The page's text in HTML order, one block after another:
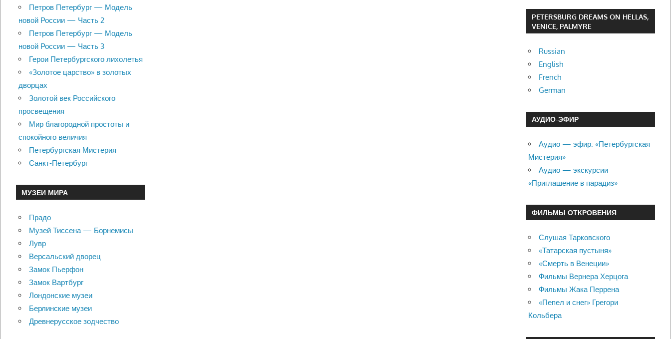
Петров Петербург — Модель
новой России — Часть 2
Петров Петербург — Модель
новой России — Часть 3
Герои Петербургского лихолетья
«Золотое царство» в золотых
дворцах
Золотой век Российского
просвещения
Мир благородной простоты и
спокойного величия
Петербургская Мистерия
Санкт-Петербург
МУЗЕИ МИРА
Прадо
Музей Тиссена — Борнемисы
Лувр
Версальский дворец
Замок Пьерфон
Замок Вартбург
Лондонские музеи
Берлинские музеи
Древнерусское зодчество
PETERSBURG DREAMS ON HELLAS,
VENICE, PALMYRE
Russian
English
French
German
АУДИО-ЭФИР
Аудио — эфир: «Петербургская
Мистерия»
Аудио — экскурсии
«Приглашение в парадиз»
ФИЛЬМЫ ОТКРОВЕНИЯ
Слушая Тарковского
«Татарская пустыня»
«Смерть в Венеции»
Фильмы Вернера Херцога
Фильмы Жака Перрена
«Пепел и снег» Грегори
Кольбера